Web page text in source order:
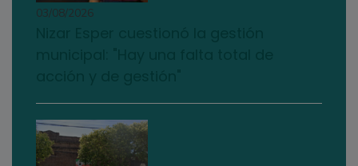
03/08/2026